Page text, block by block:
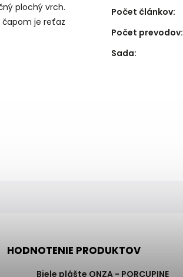
plochý vrch.
čapom je reťaz
Počet článkov:
Počet prevodov:
Sada:
HODNOTENIE PRODUKTOV
Biele plášte ONZA - PORCUPINE